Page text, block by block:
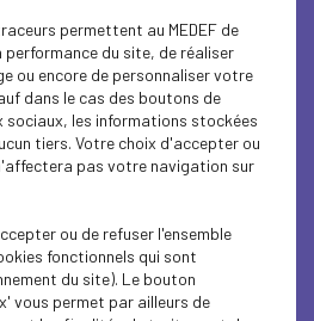
Forum des
de l’UPE13 au
de Marseille
à la veille de la
la compétition
du
entreprise de
permettent au MEDEF de
performance du site, de réaliser
ou encore de personnaliser votre
dans le cas des boutons de
sociaux, les informations stockées
tiers. Votre choix d'accepter ou
pas votre navigation sur
ou de refuser l'ensemble
fonctionnels qui sont
du site). Le bouton
vous permet par ailleurs de